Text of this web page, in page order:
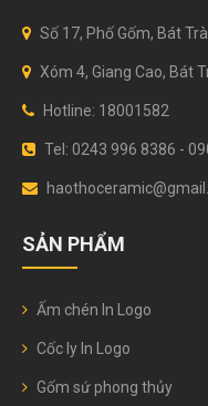
Số 17, Phố Gốm, Bát
Xóm 4, Giang Cao, Bát
Hotline: 18001582
Tel: 0243 996 8386 -
SẢN PHẨM
Ấm chén In Logo
Cốc ly In Logo
Gốm sứ phong thủy